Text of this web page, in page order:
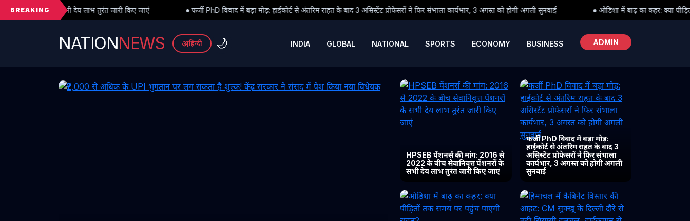
BREAKING
तुरंत जारी किए जाएं ● फर्जी PhD विवाद में बड़ा मोड़: हाईकोर्ट से अंतरिम राहत के बाद 3 असिस्टेंट प्रोफेसरों ने फिर संभाला कार्यभार, 3 अगस्त को होगी अगली सुनवाई ● ओडिशा में बाढ़ का कहर: क्या पीड़ितों तक समय पर पहुंच पाएगी
NATIONNEWS अहिन्दी 🌙 INDIA GLOBAL NATIONAL SPORTS ECONOMY BUSINESS ADMIN
HPSEB पेंशनर्स की मांग: 2016 से
2022 के बीच सेवानिवृत्त पेंशनरों के
सभी देय लाभ तुरंत जारी किए जाएं
फर्जी PhD विवाद में बड़ा मोड़:
हाईकोर्ट से अंतरिम राहत के बाद 3
असिस्टेंट प्रोफेसरों ने फिर संभाला
कार्यभार, 3 अगस्त को होगी अगली
सुनवाई